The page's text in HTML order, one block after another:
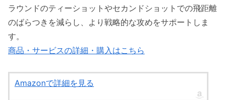
ラウンドのティーショットやセカンドショットでの飛距離
のばらつきを減らし、より戦略的な攻めをサポートしま
す。
商品・サービスの詳細・購入はこちら
Amazonで詳細を見る